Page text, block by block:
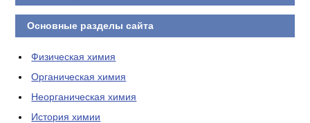
Основные разделы сайта
Физическая химия
Органическая химия
Неорганическая химия
История химии